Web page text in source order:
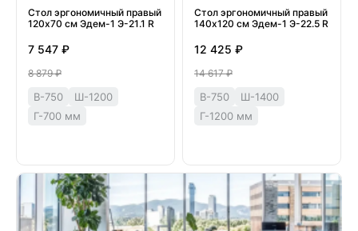
Стол эргономичный правый
120х70 см Эдем-1 Э-21.1 R
7 547 ₽
8 879 ₽
В-750
Ш-1200
Г-700 мм
Стол эргономичный правый
140х120 см Эдем-1 Э-22.5 R
12 425 ₽
14 617 ₽
В-750
Ш-1400
Г-1200 мм